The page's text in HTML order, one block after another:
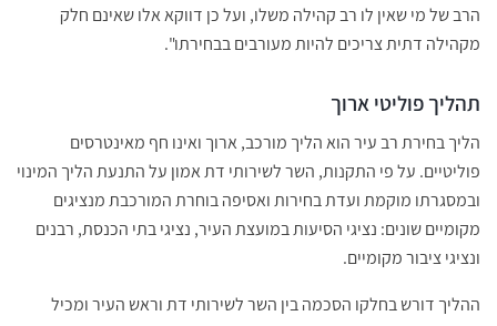
הרב של מי שאין לו רב קהילה משלו, ועל כן דווקא אלו שאינם חלק
מקהילה דתית צריכים להיות מעורבים בבחירתו".
תהליך פוליטי ארוך
הליך בחירת רב עיר הוא הליך מורכב, ארוך ואינו חף מאינטרסים
פוליטיים. על פי התקנות, השר לשירותי דת אמון על התנעת הליך המינוי
ובמסגרתו מוקמת ועדת בחירות ואסיפה בוחרת המורכבת מנציגים
מקומיים שונים: נציגי הסיעות במועצת העיר, נציגי בתי הכנסת, רבנים
ונציגי ציבור מקומיים.
ההליך דורש בחלקו הסכמה בין השר לשירותי דת וראש העיר ומכיל